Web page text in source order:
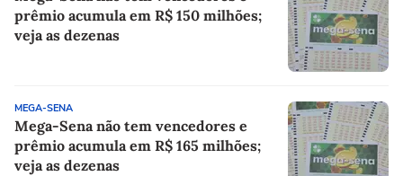
prêmio acumula em R$ 150 milhões;
veja as dezenas
MEGA-SENA
Mega-Sena não tem vencedores e
prêmio acumula em R$ 165 milhões;
veja as dezenas